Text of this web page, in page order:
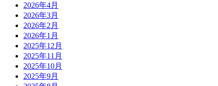
2026年4月
2026年3月
2026年2月
2026年1月
2025年12月
2025年11月
2025年10月
2025年9月